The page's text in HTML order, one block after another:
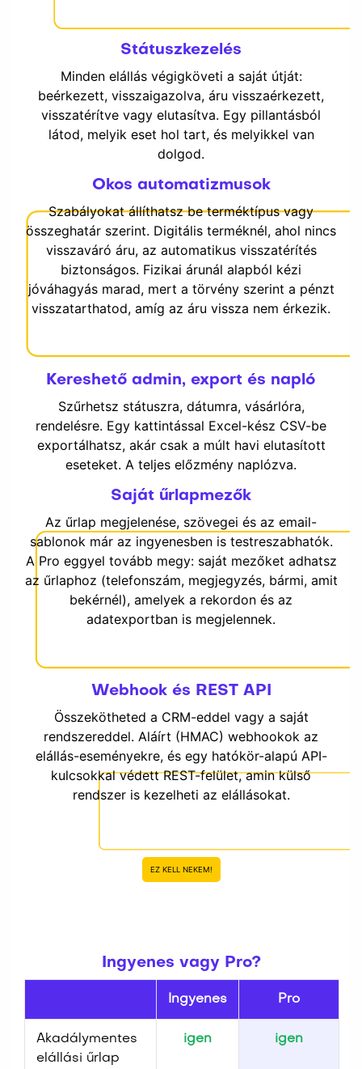
Státuszkezelés
Minden elállás végigköveti a saját útját:
beérkezett, visszaigazolva, áru visszaérkezett,
visszatérítve vagy elutasítva. Egy pillantásból
látod, melyik eset hol tart, és melyikkel van
dolgod.
Okos automatizmusok
Szabályokat állíthatsz be terméktípus vagy
összeghatár szerint. Digitális terméknél, ahol nincs
visszaváró áru, az automatikus visszatérítés
biztonságos. Fizikai árunál alapból kézi
jóváhagyás marad, mert a törvény szerint a pénzt
visszatarthatod, amíg az áru vissza nem érkezik.
Kereshető admin, export és napló
Szűrhetsz státuszra, dátumra, vásárlóra,
rendelésre. Egy kattintással Excel-kész CSV-be
exportálhatsz, akár csak a múlt havi elutasított
eseteket. A teljes előzmény naplózva.
Saját űrlapmezők
Az űrlap megjelenése, szövegei és az email-
sablonok már az ingyenesben is testreszabhatók.
A Pro eggyel tovább megy: saját mezőket adhatsz
az űrlaphoz (telefonszám, megjegyzés, bármi, amit
bekérnél), amelyek a rekordon és az
adatexportban is megjelennek.
Webhook és REST API
Összekötheted a CRM-eddel vagy a saját
rendszereddel. Aláírt (HMAC) webhookok az
elállás-eseményekre, és egy hatókör-alapú API-
kulcsokkal védett REST-felület, amin külső
rendszer is kezelheti az elállásokat.
EZ KELL NEKEM!
Ingyenes vagy Pro?
Ingyenes Pro
Akadálymentes
elállási űrlap
igen igen